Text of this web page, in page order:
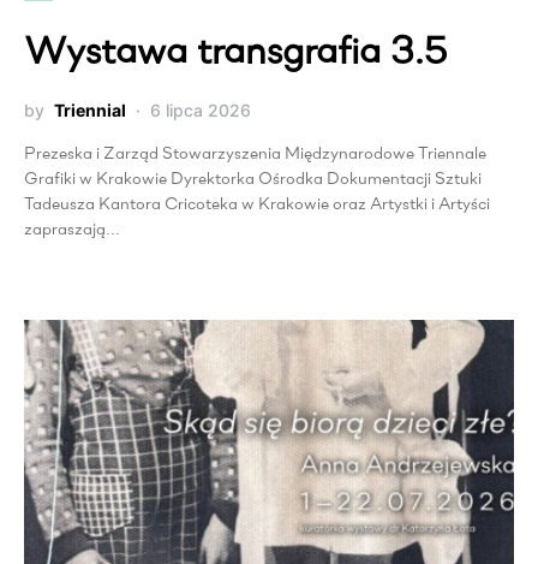
Wystawa transgrafia 3.5
by Triennial 6 lipca 2026
Prezeska i Zarząd Stowarzyszenia Międzynarodowe Triennale
Grafiki w Krakowie Dyrektorka Ośrodka Dokumentacji Sztuki
Tadeusza Kantora Cricoteka w Krakowie oraz Artystki i Artyści
zapraszają…